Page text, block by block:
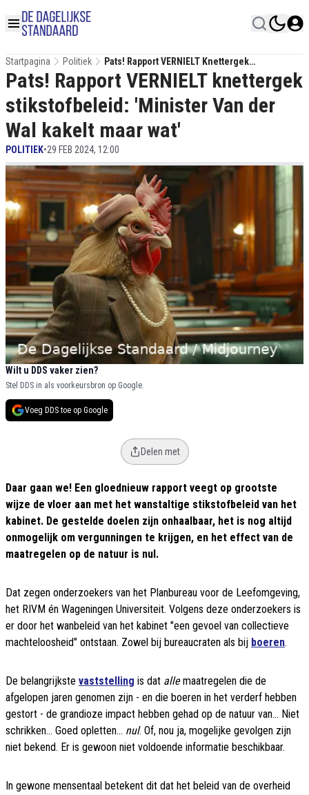
Startpagina Politiek
Pats! Rapport VERNIELT Knettergek
Stikstofbeleid: 'Minister Van Der Wal Kakelt
Maar Wat'
Pats! Rapport VERNIELT knettergek
stikstofbeleid: 'Minister Van der
Wal kakelt maar wat'
POLITIEK•29 FEB 2024, 12:00
Wilt u DDS vaker zien?
Stel DDS in als voorkeursbron op Google.
Voeg DDS toe op Google
Delen met
Daar gaan we! Een gloednieuw rapport veegt op grootste
wijze de vloer aan met het wanstaltige stikstofbeleid van het
kabinet. De gestelde doelen zijn onhaalbaar, het is nog altijd
onmogelijk om vergunningen te krijgen, en het effect van de
maatregelen op de natuur is nul.
Dat zegen onderzoekers van het Planbureau voor de Leefomgeving,
het RIVM én Wageningen Universiteit. Volgens deze onderzoekers is
er door het wanbeleid van het kabinet "een gevoel van collectieve
machteloosheid" ontstaan. Zowel bij bureaucraten als bij boeren.
De belangrijkste vaststelling is dat allemaatregelen die de
afgelopen jaren genomen zijn - en die boeren in het verderf hebben
gestort - de grandioze impact hebben gehad op de natuur van... Niet
schrikken... Goed opletten... nul. Of, nou ja, mogelijke gevolgen zijn
niet bekend. Er is gewoon niet voldoende informatie beschikbaar.
In gewone mensentaal betekent dit dat het beleid van de overheid